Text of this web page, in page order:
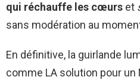
qui réchauffe les cœurs et
sans modération au
En définitive, la guirlande
comme LA solution pour un